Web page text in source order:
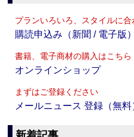
プランいろいろ、スタイルに合
購読申込み（新聞 / 電子版）
書籍、電子商材の購入はこちら
オンラインショップ
まずはご登録ください
メールニュース 登録（無料